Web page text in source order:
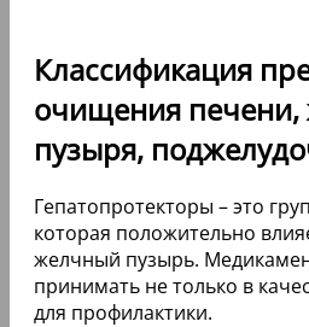
Классификация
очищения печени,
пузыря,
Гепатопротекторы – это
которая положительно
желчный пузырь.
принимать не только в
для профилактики.